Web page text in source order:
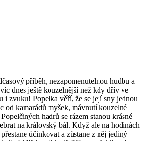
příběh, nezapomenutelnou hudbu a
dnes ještě kouzelnější než kdy dřív ve
i zvuku! Popelka věří, že se její sny jednou
od kamarádů myšek, mávnutí kouzelné
hadrů se rázem stanou krásné
na královský bál. Když ale na hodinách
účinkovat a zůstane z něj jediný